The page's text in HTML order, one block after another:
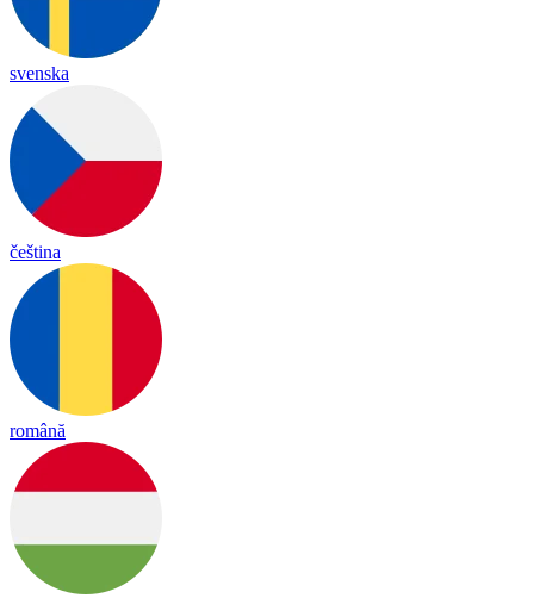
svenska
čeština
română